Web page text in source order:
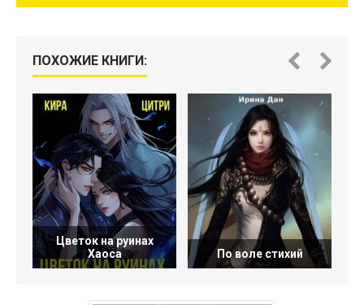
ПОХОЖИЕ КНИГИ:
Цветок на руинах
Хаоса
По воле стихий